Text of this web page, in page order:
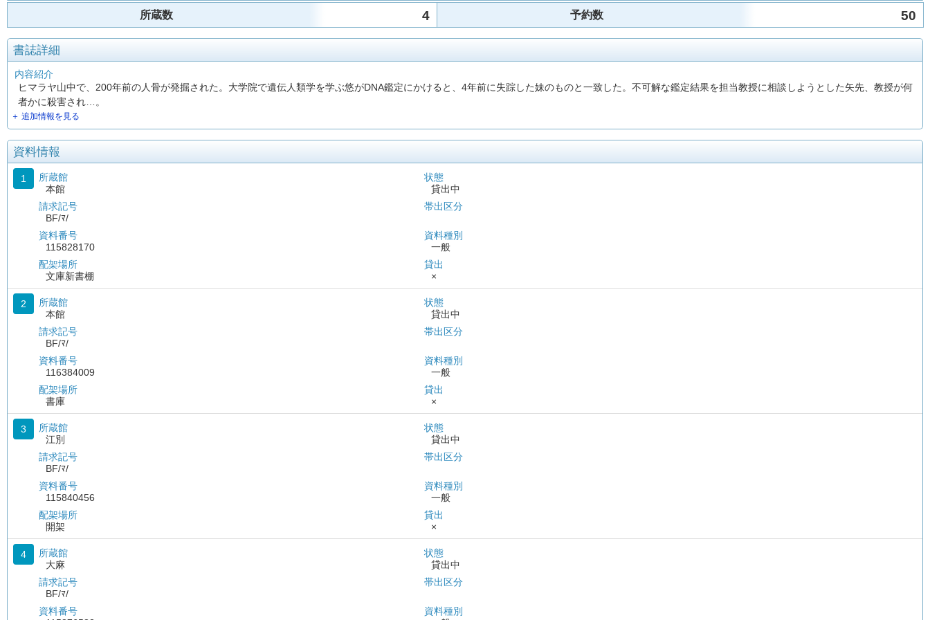
所蔵数 4 予約数 50
書誌詳細
内容紹介
ヒマラヤ山中で、200年前の人骨が発掘された。大学院で遺伝人類学を学ぶ悠がDNA鑑定にかけると、4年前に失踪した妹のものと一致した。不可解な鑑定結果を担当教授に相談しようとした矢先、教授が何
者かに殺害され…。
＋ 追加情報を見る
資料情報
1
所蔵館
本館
請求記号
BF/ﾏ/
資料番号
115828170
配架場所
文庫新書棚
状態
貸出中
帯出区分
資料種別
一般
貸出
×
2
所蔵館
本館
請求記号
BF/ﾏ/
資料番号
116384009
配架場所
書庫
状態
貸出中
帯出区分
資料種別
一般
貸出
×
3
所蔵館
江別
請求記号
BF/ﾏ/
資料番号
115840456
配架場所
開架
状態
貸出中
帯出区分
資料種別
一般
貸出
×
4
所蔵館
大麻
請求記号
BF/ﾏ/
資料番号
状態
貸出中
帯出区分
資料種別